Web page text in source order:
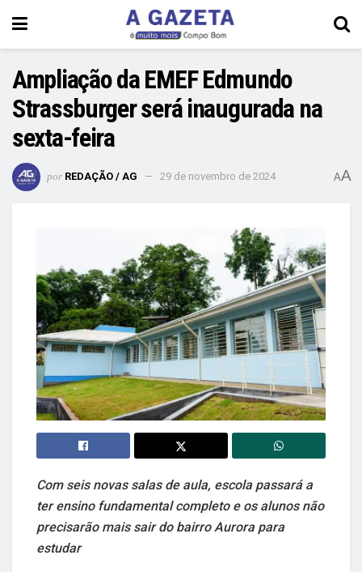
Ampliação da EMEF Edmundo
Strassburger será inaugurada na
sexta-feira
por REDAÇÃO / AG 29 de novembro de 2024 AA
Com seis novas salas de aula, escola passará a
ter ensino fundamental completo e os alunos não
precisarão mais sair do bairro Aurora para
estudar